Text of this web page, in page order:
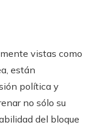
vistas como
están
política y
no sólo su
del bloque